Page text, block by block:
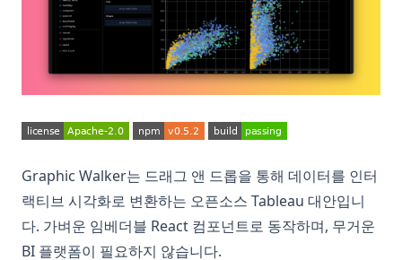
(opens in a new tab)(opens in a new tab)(opens in a new
Graphic Walker는 드래그 앤 드롭을 통해 데이터를 인터
랙티브 시각화로 변환하는 오픈소스 Tableau 대안입니
다. 가벼운 임베더블 React 컴포넌트로 동작하며, 무거운
BI 플랫폼이 필요하지 않습니다.